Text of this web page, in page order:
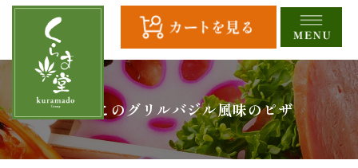
へ
ス
キ
HOME
全
きのこのグリルバジル風味のピザ